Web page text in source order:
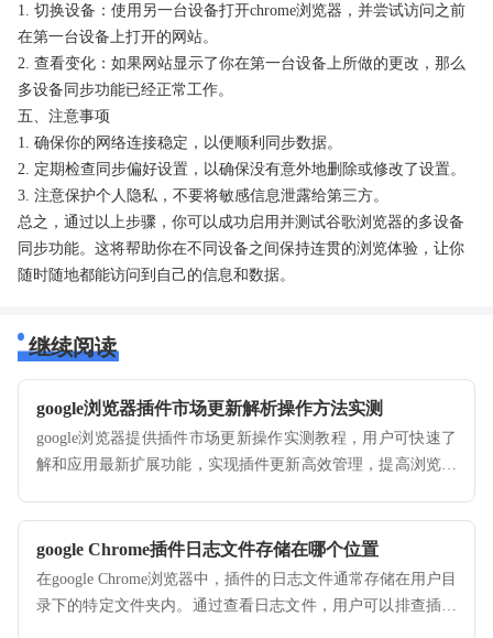
1. 切换设备：使用另一台设备打开chrome浏览器，并尝试访问之前
在第一台设备上打开的网站。
2. 查看变化：如果网站显示了你在第一台设备上所做的更改，那么
多设备同步功能已经正常工作。
五、注意事项
1. 确保你的网络连接稳定，以便顺利同步数据。
2. 定期检查同步偏好设置，以确保没有意外地删除或修改了设置。
3. 注意保护个人隐私，不要将敏感信息泄露给第三方。
总之，通过以上步骤，你可以成功启用并测试谷歌浏览器的多设备
同步功能。这将帮助你在不同设备之间保持连贯的浏览体验，让你
随时随地都能访问到自己的信息和数据。
继续阅读
google浏览器插件市场更新解析操作方法实测
google浏览器提供插件市场更新操作实测教程，用户可快速了
解和应用最新扩展功能，实现插件更新高效管理，提高浏览器
google Chrome插件日志文件存储在哪个位置
在google Chrome浏览器中，插件的日志文件通常存储在用户目
录下的特定文件夹内。通过查看日志文件，用户可以排查插件